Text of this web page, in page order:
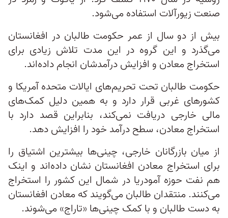
صنعت زیورآلات استفاده می‌شود.
بیش از دو سال از عمر حکومت طالبان در افغانستان
می‌گذرد و این گروه در این مدت تلاش زیادی برای
استخراج معادن و افزایش درآمدشان انجام داده‌اند.
حکومت طالبان تحت تحریم‌های ایالات متحده آمریکا و
کشورهای غربی قرار دارد و به همین دلیل کمک‌های
مالی خارجی دریافت نمی‌کند، بنابراین قصد دارد با
استخراج معادن، سطح درآمد خود را افزایش دهد.
از میان بازرگانان خارجی، چینی‌ها بیشترین اشتیاق را
برای استخراج معادن افغانستان نشان داده‌اند و اینک
هم نفت حوزه آمو‌دریا در شمال این کشور را استخراج
می‌کنند. منتقدان طالبان می‌گویند که معادن افغانستان
به دست طالبان و با کمک چینی‌ها «تاراج» می‌شوند.